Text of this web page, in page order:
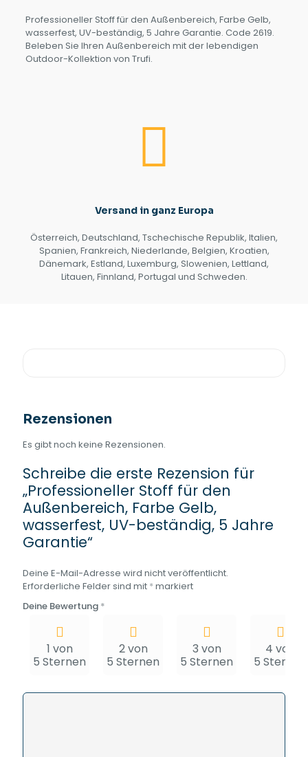
Professioneller Stoff für den Außenbereich, Farbe Gelb,
wasserfest, UV-beständig, 5 Jahre Garantie. Code 2619.
Beleben Sie Ihren Außenbereich mit der lebendigen
Outdoor-Kollektion von Trufi.
Versand in ganz Europa
Österreich, Deutschland, Tschechische Republik, Italien,
Spanien, Frankreich, Niederlande, Belgien, Kroatien,
Dänemark, Estland, Luxemburg, Slowenien, Lettland,
Litauen, Finnland, Portugal und Schweden.
Rezensionen
Es gibt noch keine Rezensionen.
Schreibe die erste Rezension für
„Professioneller Stoff für den
Außenbereich, Farbe Gelb,
wasserfest, UV-beständig, 5 Jahre
Garantie“
Deine E-Mail-Adresse wird nicht veröffentlicht.
Erforderliche Felder sind mit *markiert
Deine Bewertung *
1 von
5 Sternen
2 von
5 Sternen
3 von
5 Sternen
4 von
5 Sternen